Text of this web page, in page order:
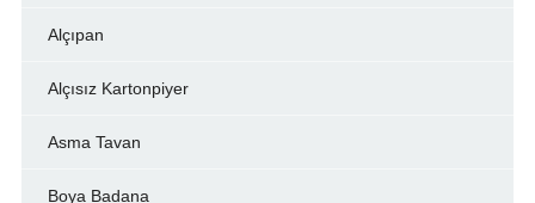
Alçıpan
Alçısız Kartonpiyer
Asma Tavan
Boya Badana